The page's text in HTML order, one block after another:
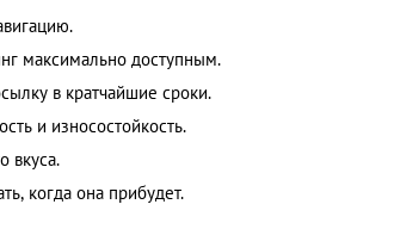
максимально доступным.
в кратчайшие сроки.
и износостойкость.
вкуса.
когда она прибудет.